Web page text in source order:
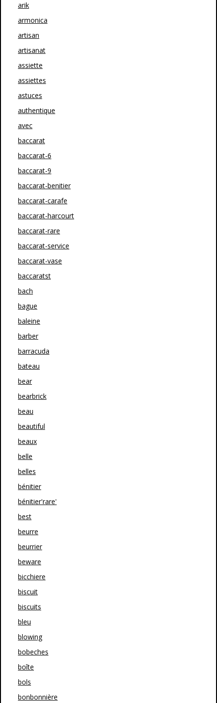
arik
armonica
artisan
artisanat
assiette
assiettes
astuces
authentique
avec
baccarat
baccarat-6
baccarat-9
baccarat-benitier
baccarat-carafe
baccarat-harcourt
baccarat-rare
baccarat-service
baccarat-vase
baccaratst
bach
bague
baleine
barber
barracuda
bateau
bear
bearbrick
beau
beautiful
beaux
belle
belles
bénitier
bénitier'rare'
best
beurre
beurrier
beware
bicchiere
biscuit
biscuits
bleu
blowing
bobeches
boîte
bols
bonbonnière